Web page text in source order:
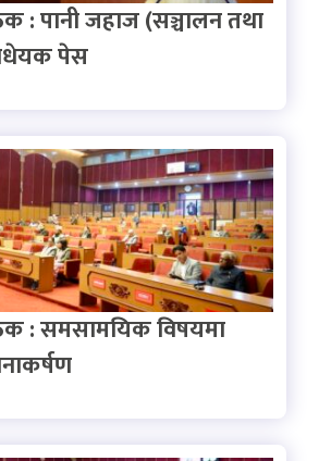
: पानी जहाज (सञ्चालन तथा
पेस
: समसामयिक विषयमा